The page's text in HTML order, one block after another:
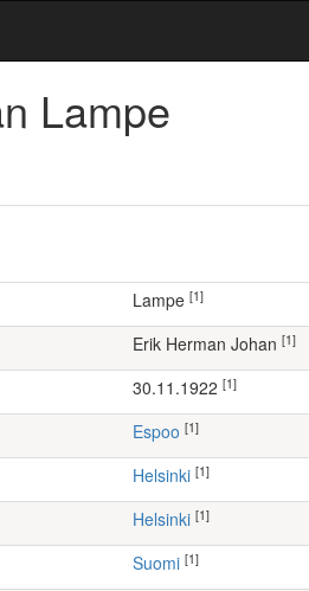
Lampe
Lampe [1]
Erik Herman Johan [1]
30.11.1922 [1]
Espoo [1]
Helsinki [1]
Helsinki [1]
Suomi [1]